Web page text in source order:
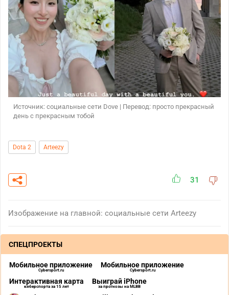
Источник: социальные сети Dove | Перевод: просто прекрасный
день с прекрасным тобой
Dota 2 Arteezy
31
Изображение на главной: социальные сети Arteezy
СПЕЦПРОЕКТЫ
Мобильное приложение
Cybersport.ru
Мобильное приложение
Cybersport.ru
Интерактивная карта
киберспорта за 15 лет
Выиграй iPhone
за прогнозы на MLBB